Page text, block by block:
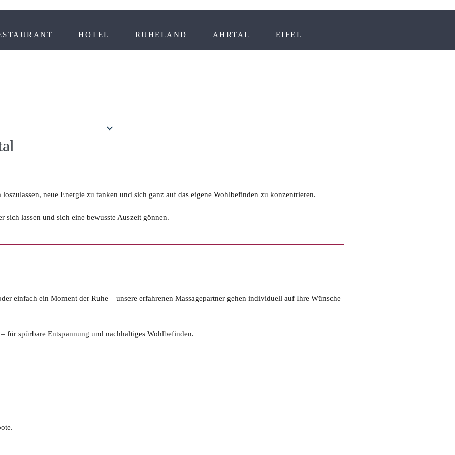
HOTEL RUHELAND AHRTAL EIFEL
neue Energie zu tanken und sich ganz auf das eigene Wohlbefinden zu konzentrieren.
lassen und sich eine bewusste Auszeit gönnen.
einfach ein Moment der Ruhe – unsere erfahrenen Massagepartner gehen individuell auf Ihre Wünsche
für spürbare Entspannung und nachhaltiges Wohlbefinden.